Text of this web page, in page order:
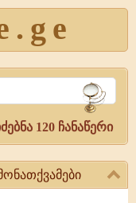
120 ჩანაწერი